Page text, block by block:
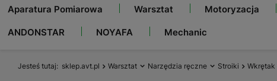
Aparatura Pomiarowa Warsztat Motoryzacja
ANDONSTAR NOYAFA Mechanic
Jesteś tutaj sklep.avt.pl Warsztat Narzędzia ręczne Stroiki Wkrętak